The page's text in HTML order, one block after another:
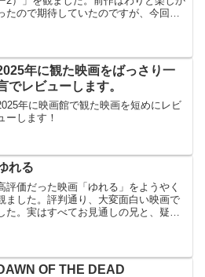
たので期待していたのですが、今回は
ンやプレデター...
年に観た映画をばっさり一
でレビューします。
年に映画館で観た映画を短めにレビ
ーします！
れる
評価だった映画「ゆれる」をようやく
ました。評判通り、大変面白い映画で
た。実はすべてお見通しの兄と、疑り
るときに思い描く映像...
OF THE DEAD